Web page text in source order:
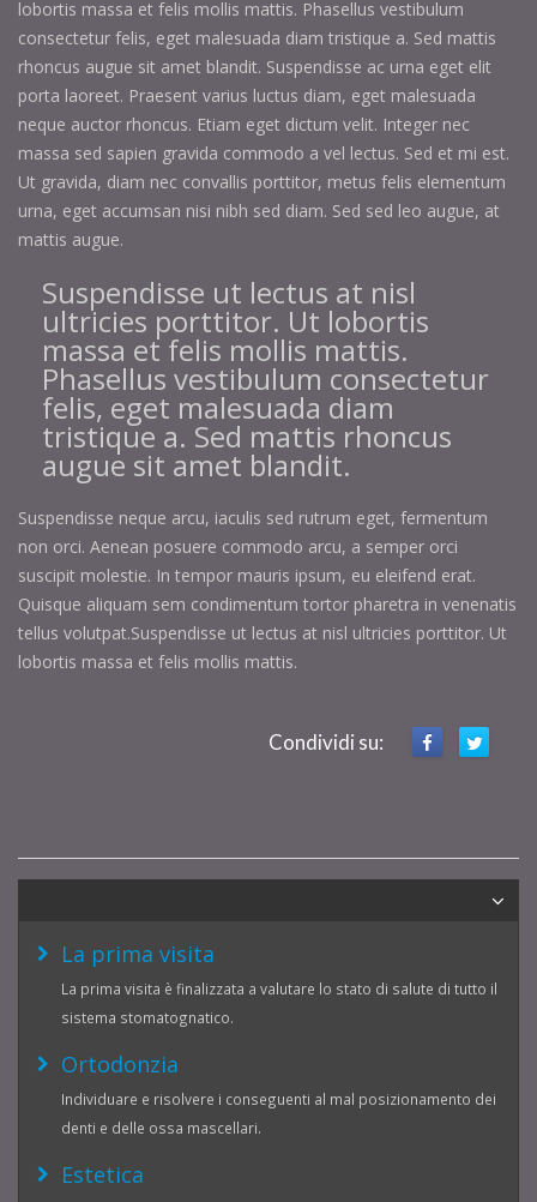
lobortis massa et felis mollis mattis. Phasellus vestibulum
consectetur felis, eget malesuada diam tristique a. Sed mattis
rhoncus augue sit amet blandit. Suspendisse ac urna eget elit
porta laoreet. Praesent varius luctus diam, eget malesuada
neque auctor rhoncus. Etiam eget dictum velit. Integer nec
massa sed sapien gravida commodo a vel lectus. Sed et mi est.
Ut gravida, diam nec convallis porttitor, metus felis elementum
urna, eget accumsan nisi nibh sed diam. Sed sed leo augue, at
mattis augue.
Suspendisse ut lectus at nisl
ultricies porttitor. Ut lobortis
massa et felis mollis mattis.
Phasellus vestibulum consectetur
felis, eget malesuada diam
tristique a. Sed mattis rhoncus
augue sit amet blandit.
Suspendisse neque arcu, iaculis sed rutrum eget, fermentum
non orci. Aenean posuere commodo arcu, a semper orci
suscipit molestie. In tempor mauris ipsum, eu eleifend erat.
Quisque aliquam sem condimentum tortor pharetra in venenatis
tellus volutpat.Suspendisse ut lectus at nisl ultricies porttitor. Ut
lobortis massa et felis mollis mattis.
Condividi su:
La prima visita
La prima visita è finalizzata a valutare lo stato di salute di tutto il
sistema stomatognatico.
Ortodonzia
Individuare e risolvere i conseguenti al mal posizionamento dei
denti e delle ossa mascellari.
Estetica